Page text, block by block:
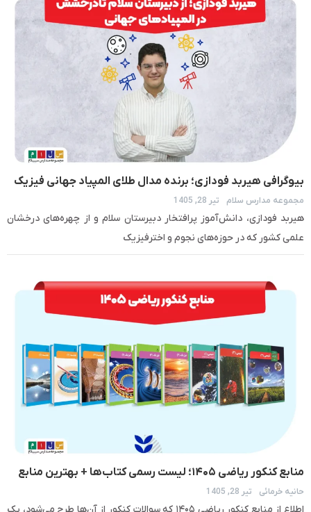
بیوگرافی هیربد فودازی؛ برنده مدال طلای المپیاد جهانی فیزیک
مجموعه مدارس سلام تیر 28, 1405
هیربد فودازی، دانش‌آموز پرافتخار دبیرستان سلام و از چهره‌های درخشان
علمی کشور که در حوزه‌های نجوم و اخترفیزیک
منابع کنکور ریاضی ۱۴۰۵؛ لیست رسمی کتاب‌ها + بهترین منابع
حانیه خرمائی تیر 28, 1405